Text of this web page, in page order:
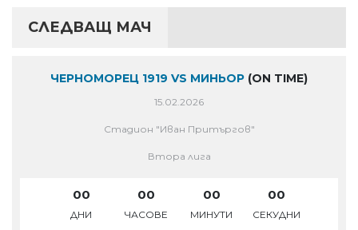
СЛЕДВАЩ МАЧ
ЧЕРНОМОРЕЦ 1919 VS МИНЬОР (ON TIME)
15.02.2026
Стадион "Иван Притъргов"
Втора лига
00
ДНИ
00
ЧАСОВЕ
00
МИНУТИ
00
СЕКУДНИ